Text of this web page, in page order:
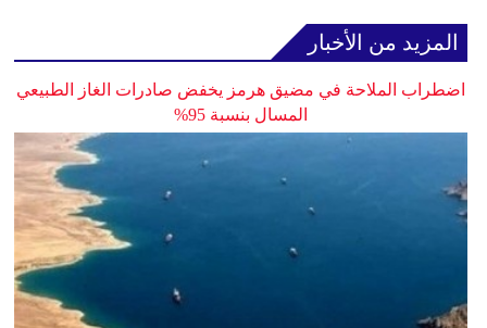
المزيد من الأخبار
اضطراب الملاحة في مضيق هرمز يخفض صادرات الغاز الطبيعي
المسال بنسبة 95%